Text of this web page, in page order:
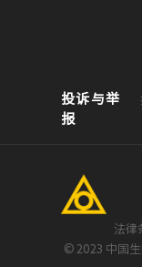
投诉与举
报
法律
© 2023 中国